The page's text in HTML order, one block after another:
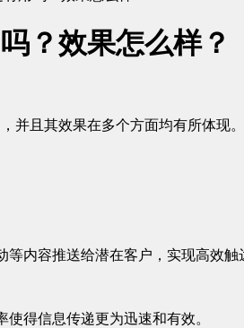
？效果怎么样？
并且其效果在多个方面均有所体现
内容推送给潜在客户，实现高效触
得信息传递更为迅速和有效。